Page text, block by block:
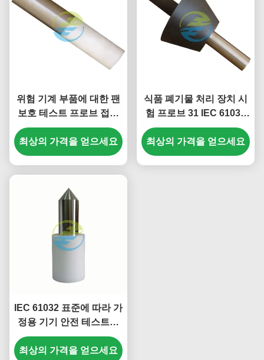
위험 기계 부품에 대한 팬
보호 테스트 프로브 접근
성 확인 IEC 테스트 장비
최상의 가격을 얻으세요
식품 폐기물 처리 장치 시
험 프로브 31 IEC 61032
그림 14 위험 기계 부품 접
근성 테스트
최상의 가격을 얻으세요
IEC 61032 표준에 따라 가
정용 기기 안전 테스트를
위한 손가락 검사
최상의 가격을 얻으세요